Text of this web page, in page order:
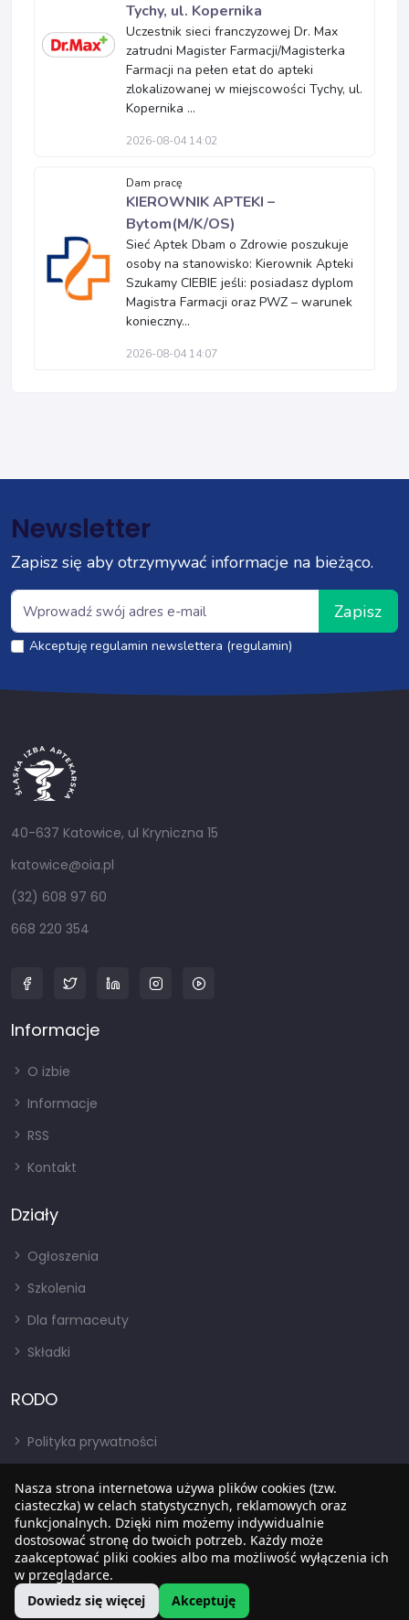
Tychy, ul. Kopernika
Uczestnik sieci franczyzowej Dr. Max
zatrudni Magister Farmacji/Magisterka
Farmacji na pełen etat do apteki
zlokalizowanej w miejscowości Tychy, ul.
Kopernika ...
2026-08-04 14:02
Dam pracę
KIEROWNIK APTEKI –
Bytom(M/K/OS)
Sieć Aptek Dbam o Zdrowie poszukuje
osoby na stanowisko: Kierownik Apteki
Szukamy CIEBIE jeśli: posiadasz dyplom
Magistra Farmacji oraz PWZ – warunek
konieczny...
2026-08-04 14:07
Newsletter
Zapisz się aby otrzymywać informacje na bieżąco.
Zapisz
Akceptuję regulamin newslettera (regulamin)
40-637 Katowice, ul Kryniczna 15
katowice@oia.pl
(32) 608 97 60
668 220 354
Informacje
O izbie
Informacje
RSS
Kontakt
Działy
Ogłoszenia
Szkolenia
Dla farmaceuty
Składki
RODO
Polityka prywatności
RODO
BIP
Copyright © 2022 SIA. Wszystkie prawa zastrzezone.
Nasza strona internetowa używa plików cookies (tzw.
ciasteczka) w celach statystycznych, reklamowych oraz
funkcjonalnych. Dzięki nim możemy indywidualnie
dostosować stronę do twoich potrzeb. Każdy może
zaakceptować pliki cookies albo ma możliwość wyłączenia ich
w przeglądarce.
Dowiedz się więcej
Akceptuję